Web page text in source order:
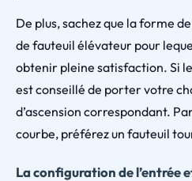
De plus, sachez que la forme
de fauteuil élévateur pour
obtenir pleine satisfaction. Si
est conseillé de porter votre
d’ascension correspondant.
courbe, préférez un fauteuil
La configuration de l’entrée